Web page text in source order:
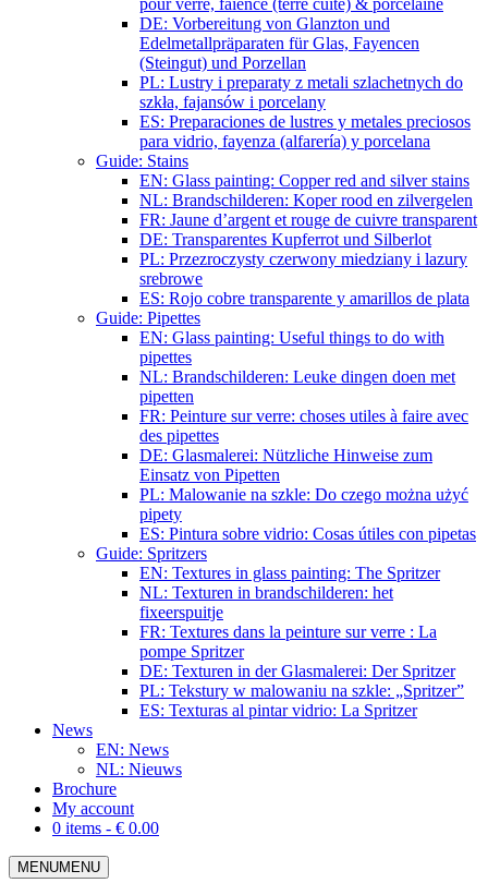
pour verre, faïence (terre cuite) & porcelaine
DE: Vorbereitung von Glanzton und
Edelmetallpräparaten für Glas, Fayencen
(Steingut) und Porzellan
PL: Lustry i preparaty z metali szlachetnych do
szkła, fajansów i porcelany
ES: Preparaciones de lustres y metales preciosos
para vidrio, fayenza (alfarería) y porcelana
Guide: Stains
EN: Glass painting: Copper red and silver stains
NL: Brandschilderen: Koper rood en zilvergelen
FR: Jaune d’argent et rouge de cuivre transparent
DE: Transparentes Kupferrot und Silberlot
PL: Przezroczysty czerwony miedziany i lazury
srebrowe
ES: Rojo cobre transparente y amarillos de plata
Guide: Pipettes
EN: Glass painting: Useful things to do with
pipettes
NL: Brandschilderen: Leuke dingen doen met
pipetten
FR: Peinture sur verre: choses utiles à faire avec
des pipettes
DE: Glasmalerei: Nützliche Hinweise zum
Einsatz von Pipetten
PL: Malowanie na szkle: Do czego można użyć
pipety
ES: Pintura sobre vidrio: Cosas útiles con pipetas
Guide: Spritzers
EN: Textures in glass painting: The Spritzer
NL: Texturen in brandschilderen: het
fixeerspuitje
FR: Textures dans la peinture sur verre : La
pompe Spritzer
DE: Texturen in der Glasmalerei: Der Spritzer
PL: Tekstury w malowaniu na szkle: „Spritzer”
ES: Texturas al pintar vidrio: La Spritzer
News
EN: News
NL: Nieuws
Brochure
My account
0 items - € 0.00
MENUMENU